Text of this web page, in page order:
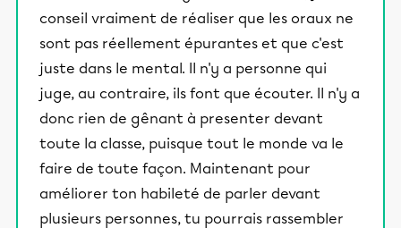
conseil vraiment de réaliser que les oraux ne
sont pas réellement épurantes et que c'est
juste dans le mental. Il n'y a personne qui
juge, au contraire, ils font que écouter. Il n'y a
donc rien de gênant à presenter devant
toute la classe, puisque tout le monde va le
faire de toute façon. Maintenant pour
améliorer ton habileté de parler devant
plusieurs personnes, tu pourrais rassembler